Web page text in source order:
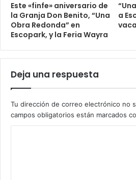
Este «finfe» aniversario de
la Granja Don Benito, “Una
Obra Redonda” en
Escopark, y la Feria Wayra
a
Deja una respuesta
Tu dirección de correo electrónico no
campos obligatorios están marcados